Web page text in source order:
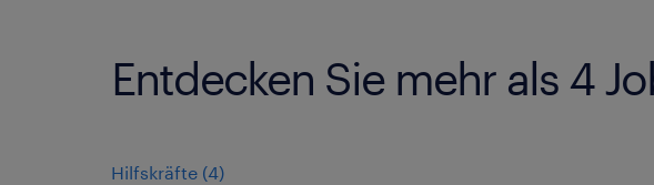
Entdecken Sie mehr als 4
Hilfskräfte (4)